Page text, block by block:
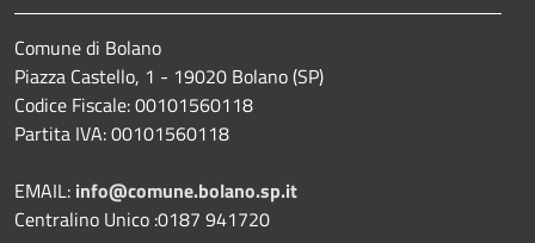
Comune di Bolano
Piazza Castello, 1 - 19020 Bolano (SP)
Codice Fiscale: 00101560118
Partita IVA: 00101560118
EMAIL: info@comune.bolano.sp.it
Centralino Unico :0187 941720